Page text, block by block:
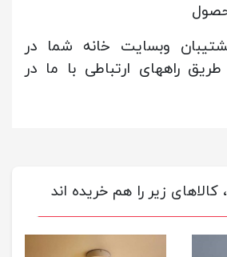
وبسایت خانه شما در
راههای ارتباطی با ما در
کالاهای زیر را هم خریده اند